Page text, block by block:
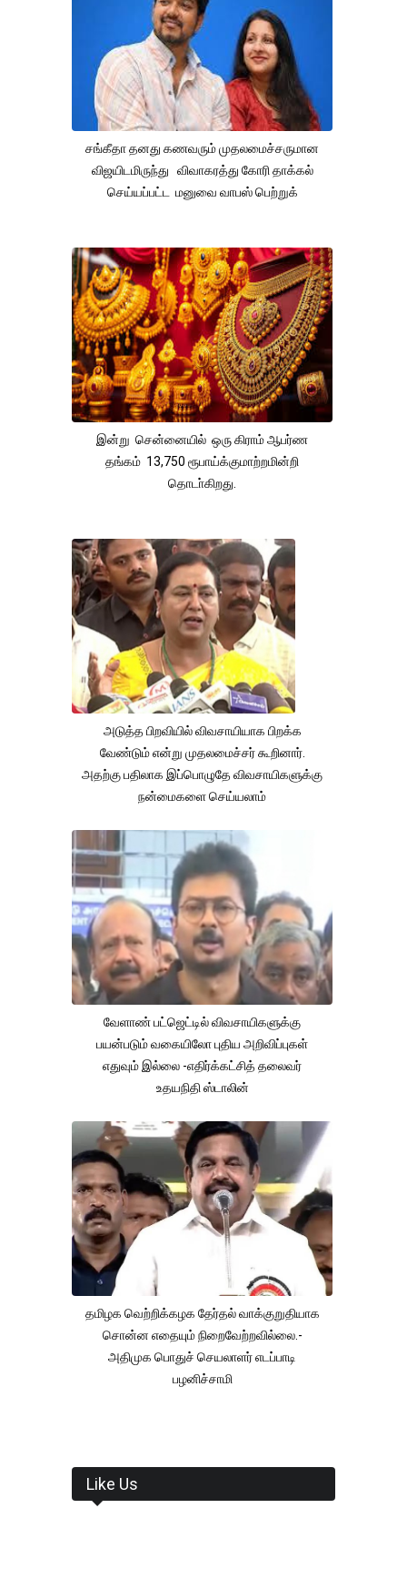
சங்கீதா தனது கணவரும் முதலமைச்சருமான
விஜயிடமிருந்து விவாகரத்து கோரி தாக்கல்
செய்யப்பட்ட மனுவை வாபஸ் பெற்றுக்
இன்று சென்னையில் ஒரு கிராம் ஆபர்ண
தங்கம் 13,750 ரூபாய்க்குமாற்றமின்றி
தொடா்கிறது.
அடுத்த பிறவியில் விவசாயியாக பிறக்க
வேண்டும் என்று முதலமைச்சர் கூறினார்.
அதற்கு பதிலாக இப்பொழுதே விவசாயிகளுக்கு
நன்மைகளை செய்யலாம்
வேளாண் பட்ஜெட்டில் விவசாயிகளுக்கு
பயன்படும் வகையிலோ புதிய அறிவிப்புகள்
எதுவும் இல்லை -எதிர்க்கட்சித் தலைவர்
உதயநிதி ஸ்டாலின்
தமிழக வெற்றிக்கழக தேர்தல் வாக்குறுதியாக
சொன்ன எதையும் நிறைவேற்றவில்லை.-
அதிமுக பொதுச் செயலாளர் எடப்பாடி
பழனிச்சாமி
Like Us